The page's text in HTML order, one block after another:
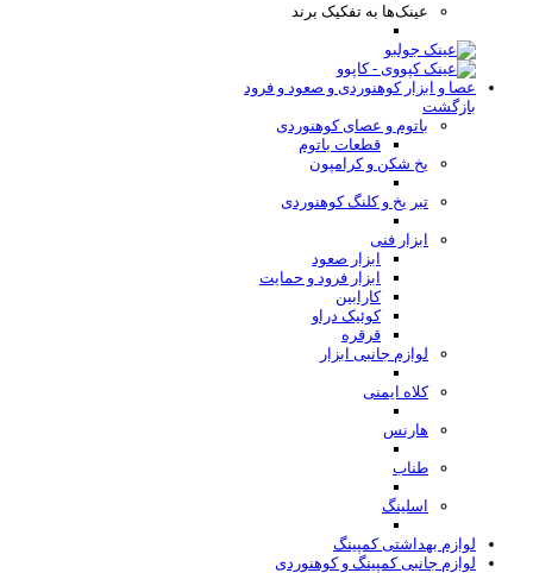
عینک‌ها به تفکیک برند
عصا و ابزار کوهنوردی و صعود و فرود
بازگشت
باتوم و عصای کوهنوردی
قطعات باتوم
یخ شکن و کرامپون
تبر یخ و کلنگ کوهنوردی
ابزار فنی
ابزار صعود
ابزار فرود و حمایت
کارابین
کوئیک دراو
قرقره
لوازم جانبی ابزار
کلاه ایمنی
هارنس
طناب
اسلینگ
لوازم بهداشتی کمپینگ
لوازم جانبی کمپینگ و کوهنوردی